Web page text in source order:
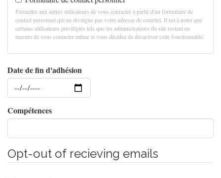
Permettre aux autres utilisateurs de vous contacter à partir d'un formulaire de
contact personnel qui ne divulgue pas votre adresse de courriel. Il est à noter que
certains utilisateurs privilégiés tels que les administrateurs du site restent en
mesure de vous contacter même si vous décidez de désactiver cette fonctionnalité.
Date de fin d'adhésion
Date
Compétences
Opt-out of recieving emails